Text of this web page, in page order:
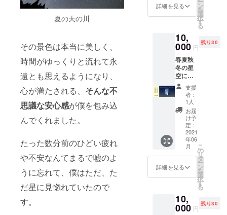
夏の天の川
その景色は本当に美しく、
時間がゆっくりと流れて永
遠とも思えるようになり、
心が満たされる、 そんな不
思議な安心感が僕を包み込
んでくれました。
たった数分前のひどい疲れ
や不安なんてまるで嘘のよ
うに忘れて、僕はただ、た
だ星に見惚れていたので
す。
をお選
びくだ
☆お礼
の手紙
☆星空T
シャツ
上着と
合わせ
ると、
裾から
星が見
えてオ
シャレ
です！
<サイズ
> S（着
丈:65 身
幅:49 肩
幅:42 袖
丈:69 身
幅:52 肩
幅:46 袖
詳細を見る ン
を
選
択
す
る
10,
000 円
残り30
春夏秋
冬の星
空につ
いて分
かりや
すく解
説した
DVDで
す（45
分〜60
分）。
以下に
内容を
紹介し
ます。
の手紙
☆星空
支援
者：
1人
お届
け予
定：
2021
年06
月
詳細を見る
こ
の
リ
タ
ー
ン
を
選
択
す
る
10,
000 円
残り30